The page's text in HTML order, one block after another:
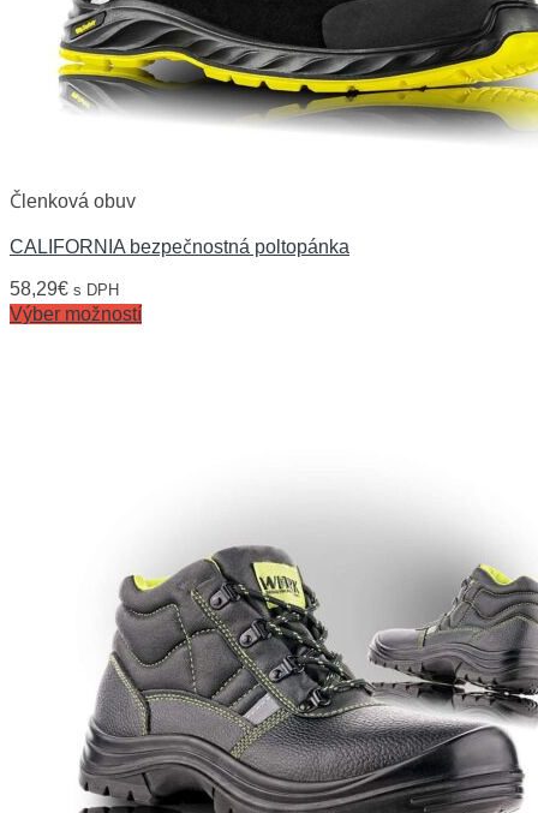
Členková obuv
CALIFORNIA bezpečnostná poltopánka
58,29€ s DPH
Výber možností